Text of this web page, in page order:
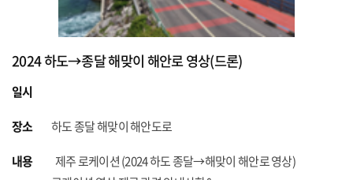
2024 하도→종달 해맞이 해안로 영상(드론)
일시
장소
하도 종달 해맞이 해안도로
내용
제주 로케이션 (2024 하도 종달→해맞이 해안로 영상)